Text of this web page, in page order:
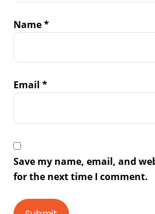
Name*
Email *
Save my name, email, and
for the next time I comment.